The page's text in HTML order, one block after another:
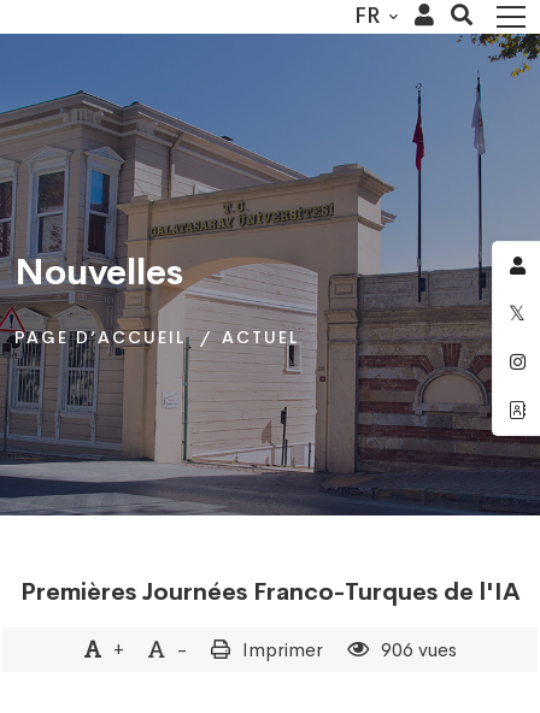
FR
Nouvelles
PAGE D’ACCUEIL ACTUEL
Nouvelles
PAGE D’ACCUEIL ACTUEL
Nouvelles
PAGE D’ACCUEIL ACTUEL
Premières Journées Franco-Turques de l'IA
+ - Imprimer 906 vues